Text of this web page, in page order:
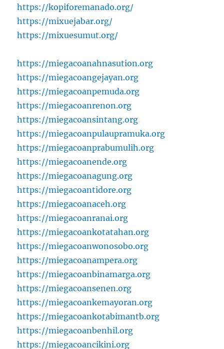
https://kopiforemanado.org/
https://mixuejabar.org/
https://mixuesumut.org/
https://miegacoanahnasution.org
https://miegacoangejayan.org
https://miegacoanpemuda.org
https://miegacoanrenon.org
https://miegacoansintang.org
https://miegacoanpulaupramuka.org
https://miegacoanprabumulih.org
https://miegacoanende.org
https://miegacoanagung.org
https://miegacoantidore.org
https://miegacoanaceh.org
https://miegacoanranai.org
https://miegacoankotatahan.org
https://miegacoanwonosobo.org
https://miegacoanampera.org
https://miegacoanbinamarga.org
https://miegacoansenen.org
https://miegacoankemayoran.org
https://miegacoankotabimantb.org
https://miegacoanbenhil.org
https://miegacoancikini.org